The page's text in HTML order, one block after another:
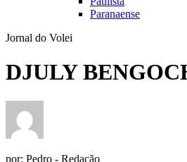
Paranaense
Jornal do Volei
DJULY
por: Pedro - Redação